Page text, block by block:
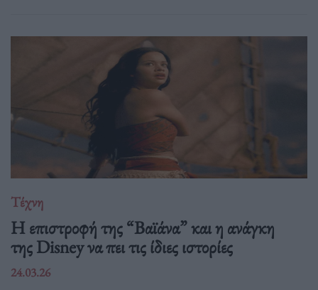
Τέχνη
Η επιστροφή της “Βαϊάνα” και η ανάγκη
της Disney να πει τις ίδιες ιστορίες
24.03.26